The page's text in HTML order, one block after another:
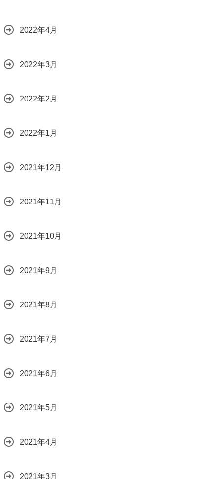
2022年4月
2022年3月
2022年2月
2022年1月
2021年12月
2021年11月
2021年10月
2021年9月
2021年8月
2021年7月
2021年6月
2021年5月
2021年4月
2021年3月